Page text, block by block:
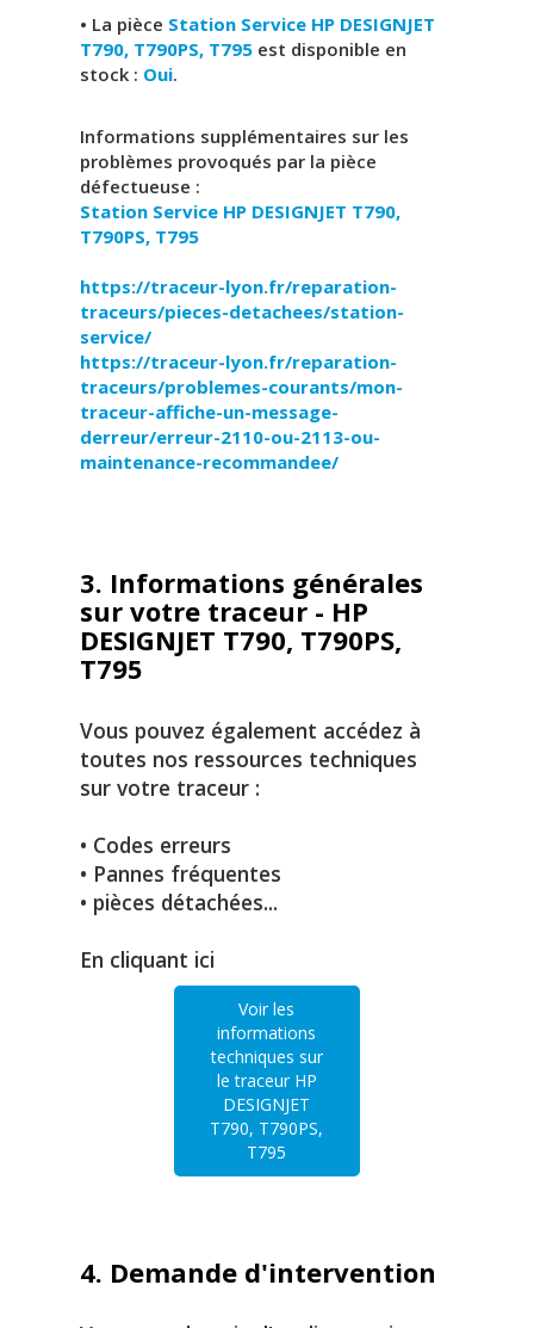
• La pièce Station Service HP DESIGNJET
T790, T790PS, T795 est disponible en
stock : Oui.
Informations supplémentaires sur les
problèmes provoqués par la pièce
défectueuse :
Station Service HP DESIGNJET T790,
T790PS, T795
https://traceur-lyon.fr/reparation-
traceurs/pieces-detachees/station-
service/
https://traceur-lyon.fr/reparation-
traceurs/problemes-courants/mon-
traceur-affiche-un-message-
derreur/erreur-2110-ou-2113-ou-
maintenance-recommandee/
3. Informations générales
sur votre traceur - HP
DESIGNJET T790, T790PS,
T795
Vous pouvez également accédez à
toutes nos ressources techniques
sur votre traceur :
• Codes erreurs
• Pannes fréquentes
• pièces détachées...
En cliquant ici
Voir les
informations
techniques sur
le traceur HP
DESIGNJET
T790, T790PS,
T795
4. Demande d'intervention